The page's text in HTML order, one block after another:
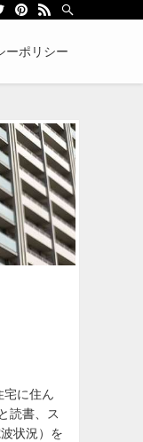
ーポリシー
宅に住ん
読書、ス
状況）を